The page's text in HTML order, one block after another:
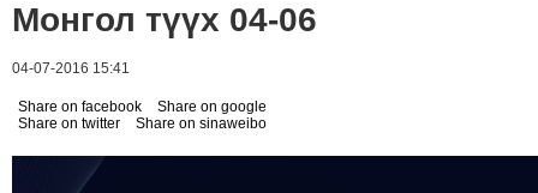
Монгол түүх 04-06
04-07-2016 15:41
Share on facebook
Share on google
Share on twitter
Share on sinaweibo